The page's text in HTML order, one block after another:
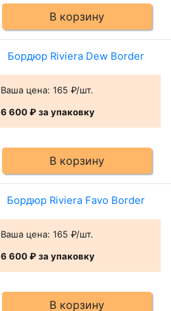
В корзину
Бордюр Riviera Dew Border
Ваша цена: 165 ₽/шт.
6 600 ₽за упаковку
В корзину
Бордюр Riviera Favo Border
Ваша цена: 165 ₽/шт.
6 600 ₽за упаковку
В корзину